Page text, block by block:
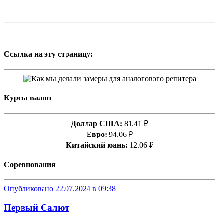
Ссылка на эту страницу:
Курсы валют
Доллар США: 81.41 ₽
Евро: 94.06 ₽
Китайский юань: 12.06 ₽
Соревнования
Опубликовано 22.07.2024 в 09:38
Первый Салют